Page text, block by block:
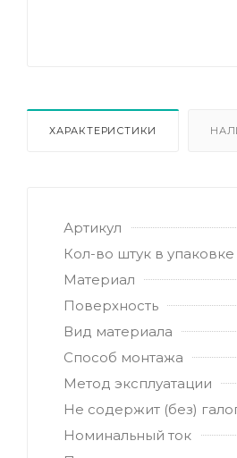
ХАРАКТЕРИСТИКИ
Артикул
Кол-во штук в упаковке
Материал
Поверхность
Вид материала
Способ монтажа
Метод эксплуатации
Не содержит (без)
Номинальный ток